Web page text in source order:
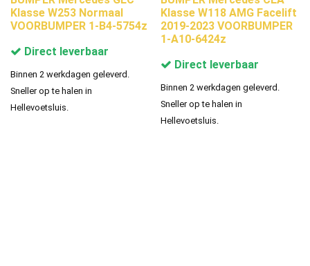
Klasse W253 Normaal
VOORBUMPER 1-B4-5754z
Direct leverbaar
Binnen 2 werkdagen geleverd.
Sneller op te halen in
Hellevoetsluis.
Klasse W118 AMG Facelift
2019-2023 VOORBUMPER
1-A10-6424z
Direct leverbaar
Binnen 2 werkdagen geleverd.
Sneller op te halen in
Hellevoetsluis.